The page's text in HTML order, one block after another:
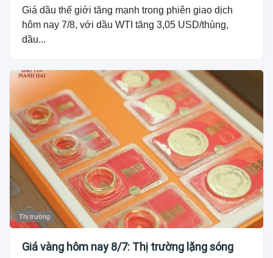
Giá dầu thế giới tăng mạnh trong phiên giao dịch
hôm nay 7/8, với dầu WTI tăng 3,05 USD/thùng,
dầu...
Thị trường
Giá vàng hôm nay 8/7: Thị trường lặng sóng